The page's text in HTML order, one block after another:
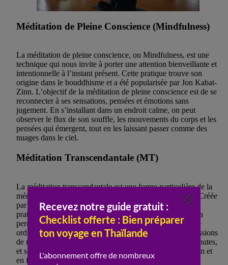
Méditation de Pleine Conscience (Mindfulness)
La méditation de pleine conscience, ou Mindfulness, est une
technique qui nous invite à porter une attention bienveillante et
intentionnelle à l’instant présent. Cette pratique trouve son
origine dans le bouddhisme et a été popularisée par Jon Kabat-
Zinn. L’objectif de la méditation de pleine conscience est de se
reconnecter à ses sensations, pensées et émotions sans
jugement. En s’installant dans un endroit calme, on peut
observer le flux de son souffle, les mouvements du corps et les
pensées qui émergent, tout en les laissant passer comme des
nuages dans le ciel.
Méditation Transcendantale (MT)
La méditation transcendantale est une forme particulière de la
méditation où un mantra spécifique est répété en silence. Créée
par Maharishi Mahesh Yogi dans les années 1950, cette
pratique repose sur la croyance que la répétition du mantra
permet à l’esprit de transcender les niveaux de conscience
ordinaires pour atteindre un état de paix profonde. Les sessions
de méditation transcendantale durent généralement 20 minutes,
et sont pratiquées deux fois par jour, de préférence le matin et
en fin d’après-midi.